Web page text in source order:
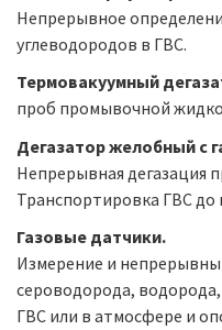
Непрерывное
углеводородов в ГВС.
Термовакуумный
проб промывочной
Дегазатор желобный с
Непрерывная дегазация
Транспортировка ГВС до
Газовые датчики.
Измерение и
сероводорода,
ГВС или в атмосфере и